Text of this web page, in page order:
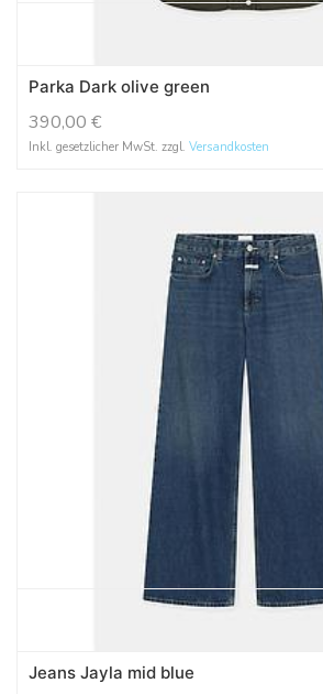
Parka Dark olive green
390,00 €
Inkl. gesetzlicher MwSt. zzgl. Versandkosten
Jeans Jayla mid blue